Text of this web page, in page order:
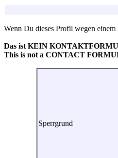
Wenn Du dieses Profil wegen
Das ist KEIN
This is not a CONTACT
Sperrgrund